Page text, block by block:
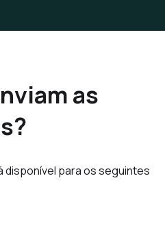
as
disponível para os seguintes